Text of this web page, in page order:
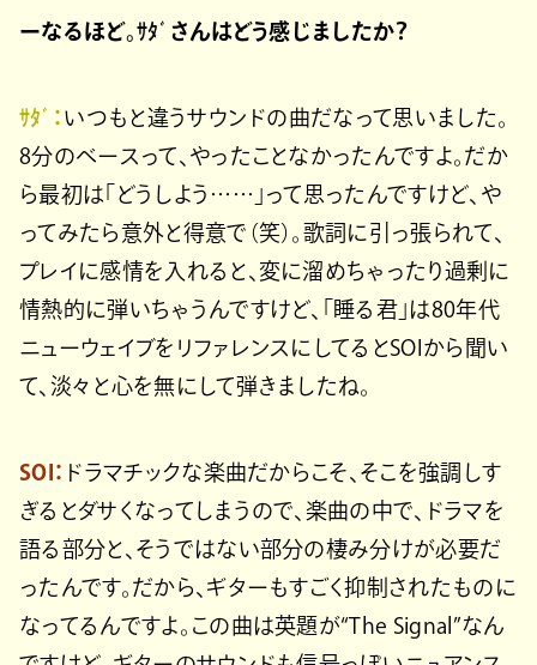
ーなるほど。ｻﾀﾞさんはどう感じましたか？
ｻﾀﾞ： いつもと違うサウンドの曲だなって思いました。
8分のベースって、やったことなかったんですよ。だか
ら最初は「どうしよう……」って思ったんですけど、や
ってみたら意外と得意で（笑）。歌詞に引っ張られて、
プレイに感情を入れると、変に溜めちゃったり過剰に
情熱的に弾いちゃうんですけど、「睡る君」は80年代
ニューウェイブをリファレンスにしてるとSOIから聞い
て、淡々と心を無にして弾きましたね。
SOI： ドラマチックな楽曲だからこそ、そこを強調しす
ぎるとダサくなってしまうので、楽曲の中で、ドラマを
語る部分と、そうではない部分の棲み分けが必要だ
ったんです。だから、ギターもすごく抑制されたものに
なってるんですよ。この曲は英題が“The Signal”なん